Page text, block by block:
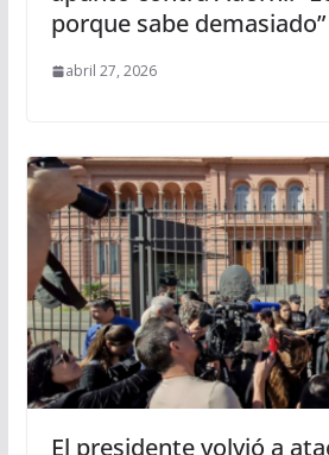
porque sabe demasiado”
abril 27, 2026
El presidente volvió a